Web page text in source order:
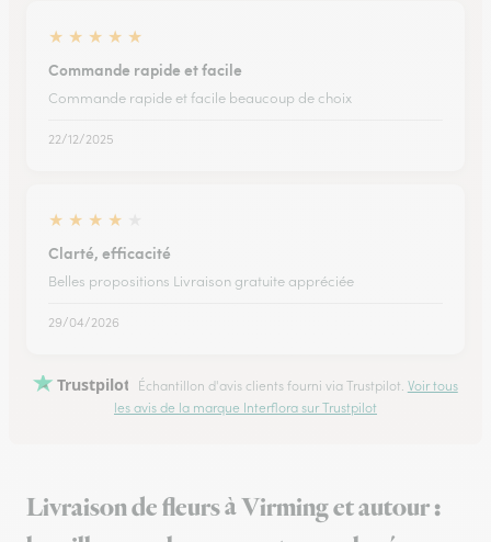
★ ★ ★ ★ ★
Commande rapide et facile
Commande rapide et facile beaucoup de choix
22/12/2025
★ ★ ★ ★
Clarté, efficacité
Belles propositions Livraison gratuite appréciée
29/04/2026
Trustpilot Échantillon d'avis clients fourni via Trustpilot. Voir tous
les avis de la marque Interflora sur Trustpilot
Livraison de fleurs à Virming et autour :